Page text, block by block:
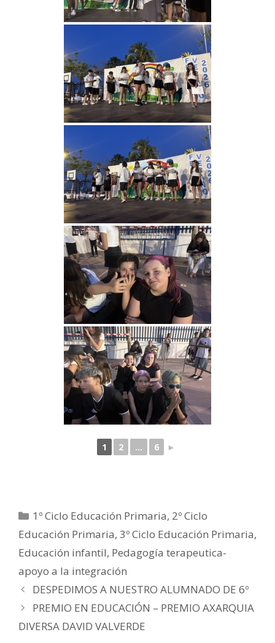
1 2 ... 6 ►
1º Ciclo Educación Primaria, 2º Ciclo
Educación Primaria, 3º Ciclo Educación Primaria,
Educación infantil, Pedagogía terapeutica-
apoyo a la integración
DESPEDIMOS A NUESTRO ALUMNADO DE 6º
PREMIO EN EDUCACIÓN – PREMIO AXARQUIA
DIVERSA DAVID VALVERDE